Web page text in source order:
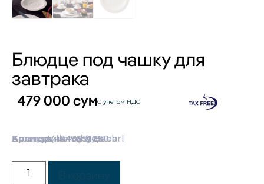
Блюдце под чашку для
завтрака
479 000 сумС учетом НДС
Категории:Посуда
Бренд:Villeroy & Boch
Коллекция:White Pearl
Артикул: 1043891250